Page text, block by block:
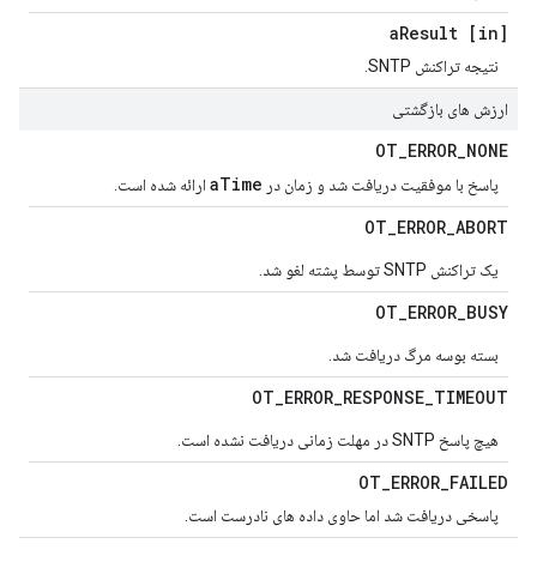
[in] a
Result
نتیجه تراکنش SNTP.
ارزش های بازگشتی
OT_ERROR_NONE
پاسخ با موفقیت دریافت شد و زمان در aTime ارائه شده است.
OT_ERROR_ABORT
یک تراکنش SNTP توسط پشته لغو شد.
OT_ERROR_BUSY
بسته بوسه مرگ دریافت شد.
OT_ERROR_RESPONSE_TIMEOUT
هیچ پاسخ SNTP در مهلت زمانی دریافت نشده است.
OT_ERROR_FAILED
پاسخی دریافت شد اما حاوی داده های نادرست است.